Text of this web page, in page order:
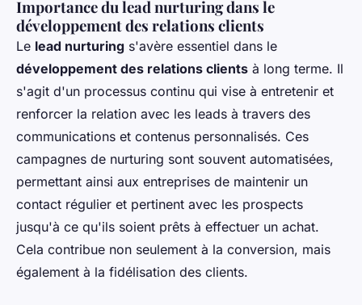
Importance du lead nurturing dans le
développement des relations clients
Le lead nurturing s'avère essentiel dans le
développement des relations clients à long terme. Il
s'agit d'un processus continu qui vise à entretenir et
renforcer la relation avec les leads à travers des
communications et contenus personnalisés. Ces
campagnes de nurturing sont souvent automatisées,
permettant ainsi aux entreprises de maintenir un
contact régulier et pertinent avec les prospects
jusqu'à ce qu'ils soient prêts à effectuer un achat.
Cela contribue non seulement à la conversion, mais
également à la fidélisation des clients.